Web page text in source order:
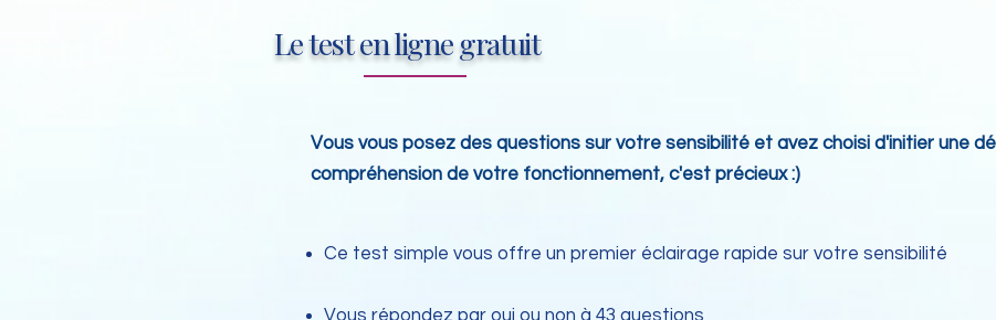
Le test en ligne gratuit
Vous vous posez des questions sur votre sensibilité et avez choisi d'initier une
compréhension de votre fonctionnement, c'est précieux :)​
Ce test simple vous offre un premier éclairage rapide sur votre sensibilité
Vous répondez par oui ou non à 43 questions